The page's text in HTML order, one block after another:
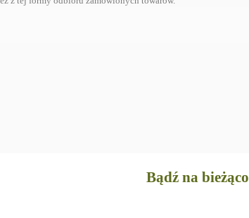
Bądź na bieżąco